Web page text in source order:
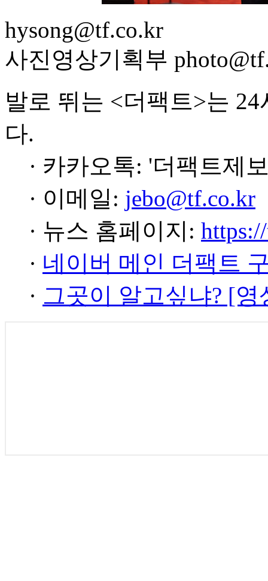
hysong@tf.co.kr
사진영상기획부
발로 뛰는 <더팩트>는
다.
· 카카오톡: '더팩트제
· 이메일: jebo@tf.co.kr
· 뉴스 홈페이지:
· 네이버 메인 더팩트
· 그곳이 알고싶냐? [